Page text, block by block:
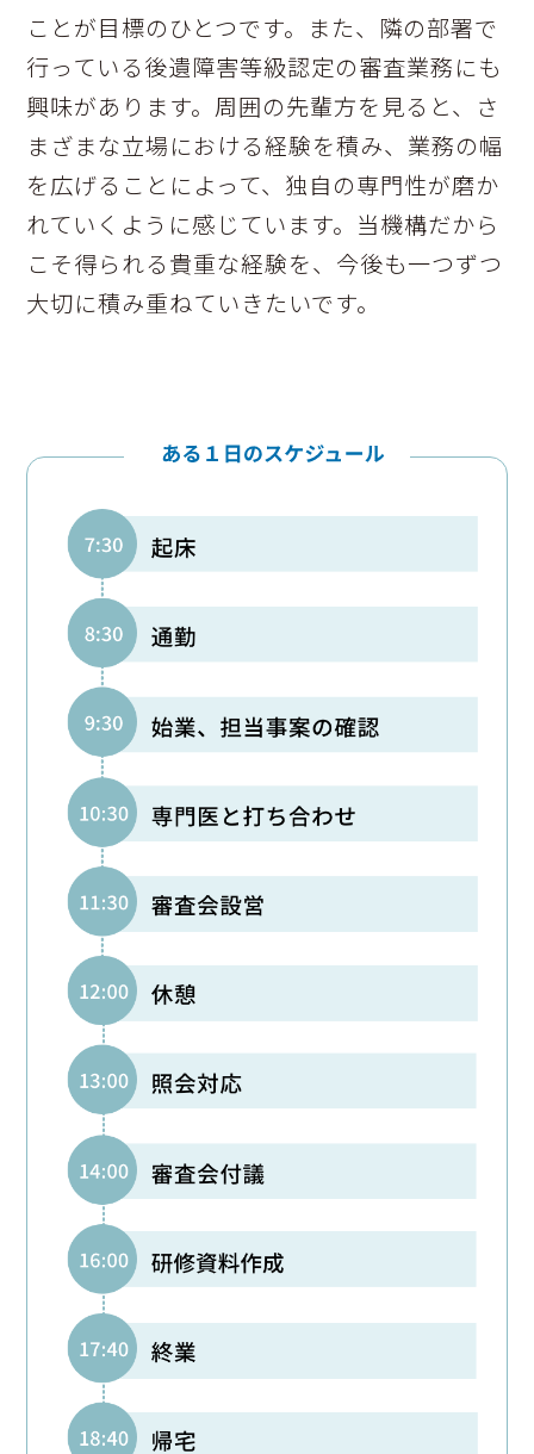
ことが目標のひとつです。また、隣の部署で
行っている後遺障害等級認定の審査業務にも
興味があります。周囲の先輩方を見ると、さ
まざまな立場における経験を積み、業務の幅
を広げることによって、独自の専門性が磨か
れていくように感じています。当機構だから
こそ得られる貴重な経験を、今後も一つずつ
大切に積み重ねていきたいです。